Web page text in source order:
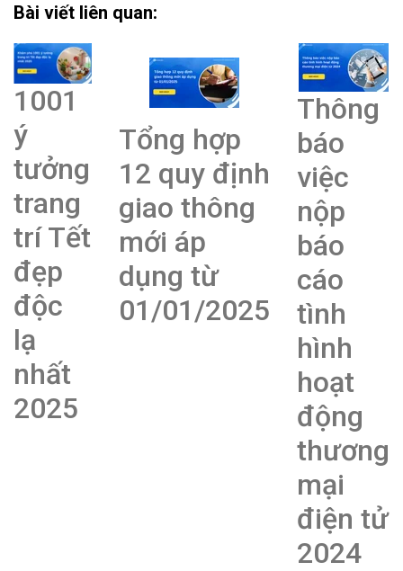
Bài viết liên quan:
1001
ý
tưởng
trang
trí Tết
đẹp
độc
lạ
nhất
2025
Tổng hợp
12 quy định
giao thông
mới áp
dụng từ
01/01/2025
Thông
báo
việc
nộp
báo
cáo
tình
hình
hoạt
động
thương
mại
điện tử
2024